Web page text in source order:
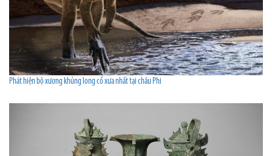
Phát hiện bộ xương khủng long cổ xưa nhất tại châu Phi